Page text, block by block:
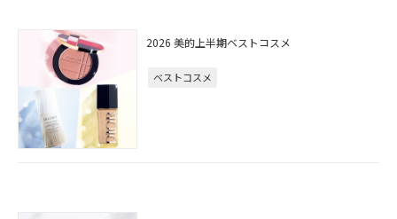
2026 美的上半期ベストコスメ
ベストコスメ